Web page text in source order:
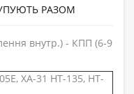
РАЗОМ
внутр.) - КПП (6-9
ХА-31 HT-135, HT-